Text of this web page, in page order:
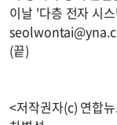
이날 '다층 전자 시
(끝)
<저작권자(c) 연합